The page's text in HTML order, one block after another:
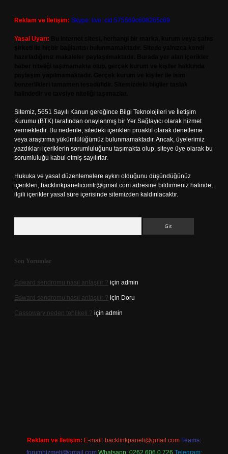
Reklam ve İletişim: Skype: live:.cid.575569c608265c69
Yasal Uyarı:
Sitemiz, 5651 Sayılı Kanun gereğince Bilgi Teknolojileri ve İletişim
Kurumu (BTK) tarafından onaylanmış bir Yer Sağlayıcı olarak hizmet
vermektedir. Bu nedenle, sitedeki içerikleri proaktif olarak denetleme
veya araştırma yükümlülüğümüz bulunmamaktadır. Ancak, üyelerimiz
yazdıkları içeriklerin sorumluluğunu taşımakta olup, siteye üye olarak bu
sorumluluğu kabul etmiş sayılırlar.
Hukuka ve yasal düzenlemelere aykırı olduğunu düşündüğünüz
içerikleri, backlinkpanelicomtr@gmail.com adresine bildirmeniz halinde,
ilgili içerikler yasal süre içerisinde sitemizden kaldırılacaktır.
Son Yorumlar
Edward sendromu nasıl anlaşılır ? için admin
Edward sendromu nasıl anlaşılır ? için Doru
Cassowary neden tehlikeli ? için admin
Reklam ve İletişim: E-mail: backlinkpaneli@gmail.com Teams:
forumhizmeti@gmail.com Whatsapp: 0262 606 0 726 Telegram: